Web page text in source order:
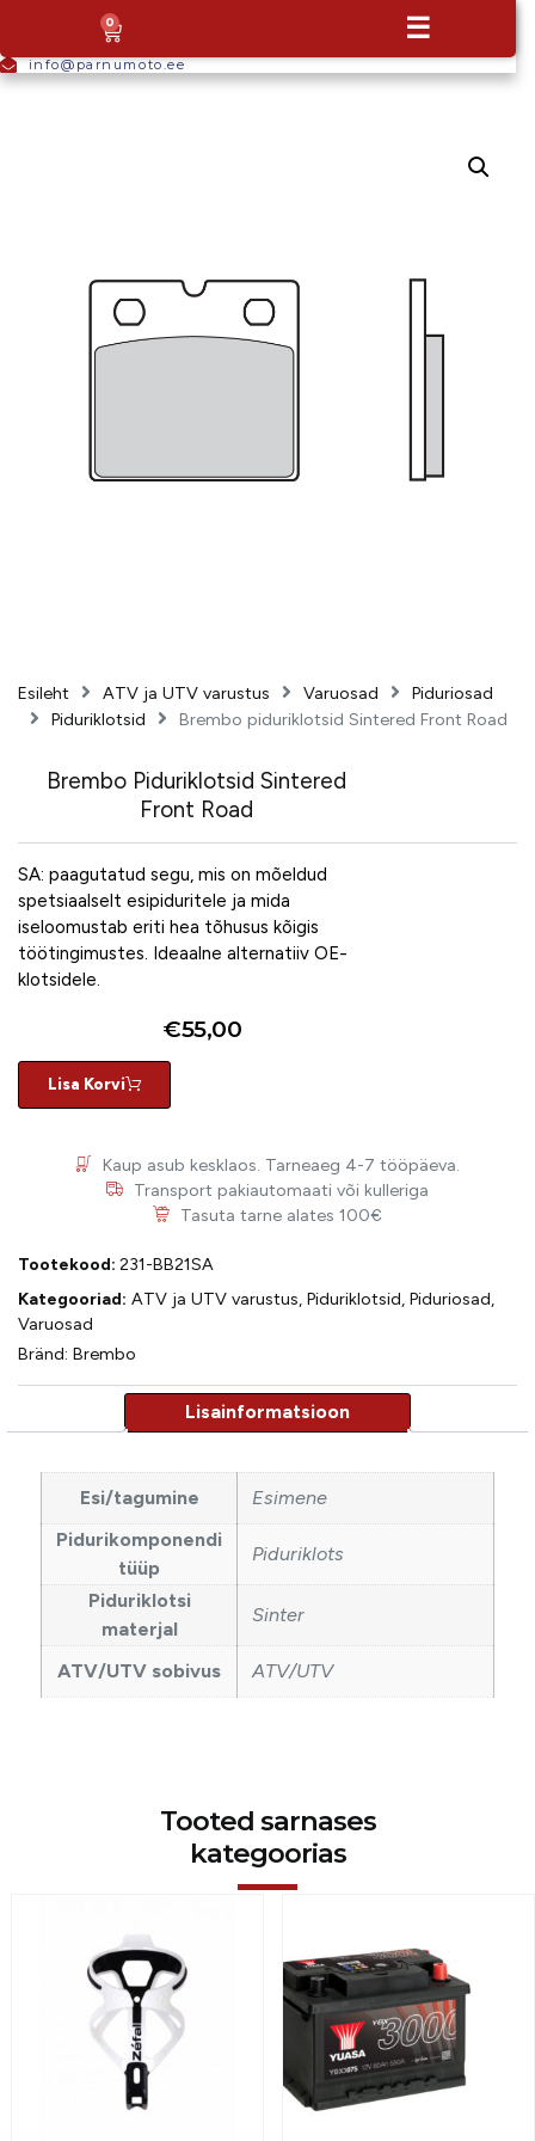
info@parnumoto.ee
0 ☰
Esileht ATV ja UTV varustus Varuosad
Piduriosad
Piduriklotsid
Brembo piduriklotsid Sintered Front Road
Brembo Piduriklotsid Sintered
Front Road
SA: paagutatud segu, mis on mõeldud
spetsiaalselt esipiduritele ja mida
iseloomustab eriti hea tõhusus kõigis
töötingimustes. Ideaalne alternatiiv OE-
klotsidele.
€55,00
Lisa Korvi
Kaup asub kesklaos. Tarneaeg 4-7 tööpäeva.
Transport pakiautomaati või kulleriga
Tasuta tarne alates 100€
Tootekood: 231-BB21SA
Kategooriad: ATV ja UTV varustus, Piduriklotsid, Piduriosad,
Varuosad
Bränd: Brembo
Esi/tagumine
Esimene
Pidurikomponendi
tüüp
Piduriklots
Piduriklotsi
materjal
Sinter
ATV/UTV sobivus ATV/UTV
Tooted sarnases
kategoorias